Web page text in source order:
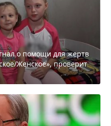
о помощи для жертв
Женское», проверит